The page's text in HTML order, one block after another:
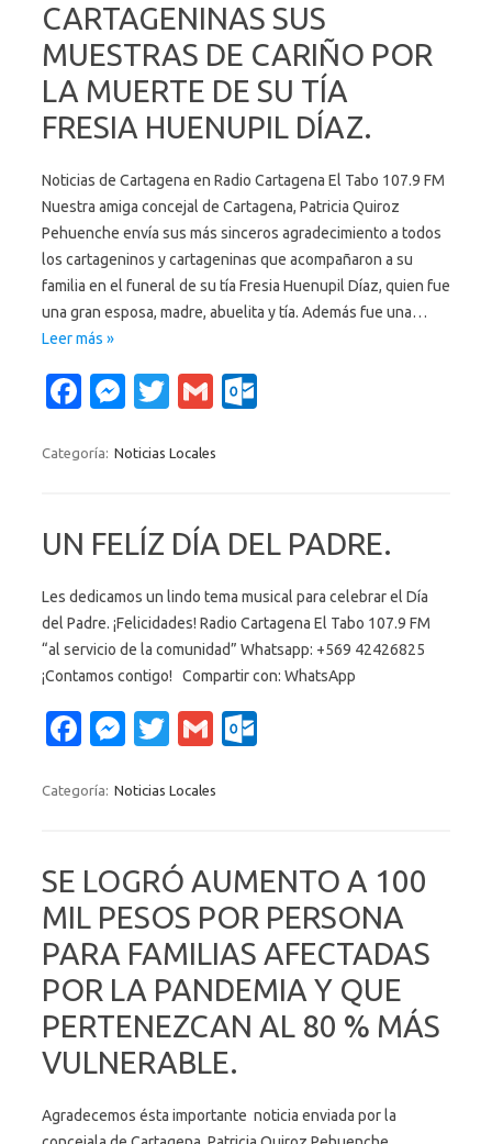
CARTAGENINAS SUS
MUESTRAS DE CARIÑO POR
LA MUERTE DE SU TÍA
FRESIA HUENUPIL DÍAZ.
Noticias de Cartagena en Radio Cartagena El Tabo 107.9 FM
Nuestra amiga concejal de Cartagena, Patricia Quiroz
Pehuenche envía sus más sinceros agradecimiento a todos
los cartageninos y cartageninas que acompañaron a su
familia en el funeral de su tía Fresia Huenupil Díaz, quien fue
una gran esposa, madre, abuelita y tía. Además fue una…
Leer más »
Fa
e
o
o
k
M
se
g
er
T
it
r
G
ail
k.
c
o
m
Categoría: Noticias Locales
UN FELÍZ DÍA DEL PADRE.
Les dedicamos un lindo tema musical para celebrar el Día
del Padre. ¡Felicidades! Radio Cartagena El Tabo 107.9 FM
“al servicio de la comunidad” Whatsapp: +569 42426825
¡Contamos contigo! Compartir con: WhatsApp
Fa
e
o
o
k
M
se
g
er
T
it
r
G
ail
k.
c
o
m
Categoría: Noticias Locales
SE LOGRÓ AUMENTO A 100
MIL PESOS POR PERSONA
PARA FAMILIAS AFECTADAS
POR LA PANDEMIA Y QUE
PERTENEZCAN AL 80 % MÁS
VULNERABLE.
Agradecemos ésta importante noticia enviada por la